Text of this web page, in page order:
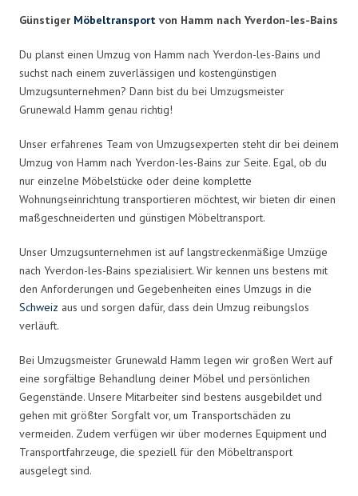
Günstiger Möbeltransport von Hamm nach Yverdon-les-Bains
Du planst einen Umzug von Hamm nach Yverdon-les-Bains und
suchst nach einem zuverlässigen und kostengünstigen
Umzugsunternehmen? Dann bist du bei Umzugsmeister
Grunewald Hamm genau richtig!
Unser erfahrenes Team von Umzugsexperten steht dir bei deinem
Umzug von Hamm nach Yverdon-les-Bains zur Seite. Egal, ob du
nur einzelne Möbelstücke oder deine komplette
Wohnungseinrichtung transportieren möchtest, wir bieten dir einen
maßgeschneiderten und günstigen Möbeltransport.
Unser Umzugsunternehmen ist auf langstreckenmäßige Umzüge
nach Yverdon-les-Bains spezialisiert. Wir kennen uns bestens mit
den Anforderungen und Gegebenheiten eines Umzugs in die
Schweiz aus und sorgen dafür, dass dein Umzug reibungslos
verläuft.
Bei Umzugsmeister Grunewald Hamm legen wir großen Wert auf
eine sorgfältige Behandlung deiner Möbel und persönlichen
Gegenstände. Unsere Mitarbeiter sind bestens ausgebildet und
gehen mit größter Sorgfalt vor, um Transportschäden zu
vermeiden. Zudem verfügen wir über modernes Equipment und
Transportfahrzeuge, die speziell für den Möbeltransport
ausgelegt sind.